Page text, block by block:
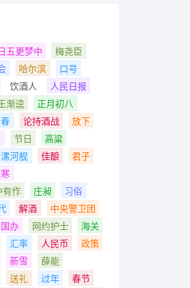
五更梦中
梅尧臣
哈尔滨
口号
饮酒人
人民日报
渐逵
正月初八
论持酒战
放下
节日
高粱
漯河舰 佳酿
君子
有作
庄昶
习俗
解酒
中央警卫团
国办 网约护士
海关
汇率 人民币
政策
新雪
薛能
送礼 过年
春节